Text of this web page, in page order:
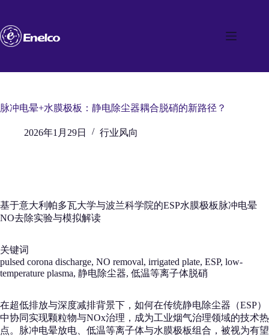
内
容
脉冲电晕+水膜极板：静电除尘器耦合脱硝的新路径？
2026年1月29日 行业风向
基于意大利帕多瓦大学与波兰科学院的ESP水膜极板脉冲电晕
NO去除实验与模拟解读
关键词
pulsed corona discharge, NO removal, irrigated plate, ESP, low-
temperature plasma, 静电除尘器, 低温等离子体脱硝
在超低排放与深度减排背景下，如何在传统静电除尘器（ESP）
中协同实现颗粒物与NOx治理，成为工业烟气治理领域的技术热
点。脉冲电晕放电、低温等离子体与水膜极板组合，被视为有望